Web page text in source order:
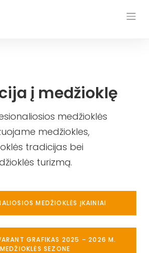
į medžioklę
medžioklės
medžiokles,
tradicijas bei
turizmą.
MEDŽIOKLĖS ĮKAINIAI
GRAFIKAS 2025 – 2026 M.
MEDŽIOKLĖS SEZONE